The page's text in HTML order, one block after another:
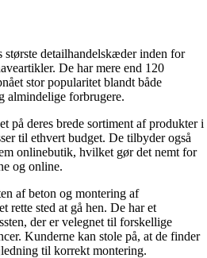
største detailhandelskæder inden for
De har mere end 120
stor popularitet blandt både
almindelige forbrugere.
på deres brede sortiment af produkter i
til ethvert budget. De tilbyder også
onlinebutik, hvilket gør det nemt for
og online.
af beton og montering af
rette sted at gå hen. De har et
der er velegnet til forskellige
Kunderne kan stole på, at de finder
til korrekt montering.